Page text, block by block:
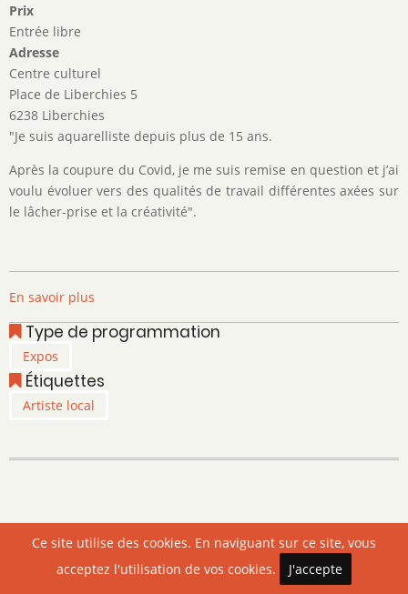
Prix
Entrée libre
Adresse
Centre culturel
Place de Liberchies 5
6238 Liberchies
"Je suis aquarelliste depuis plus de 15 ans.
Après la coupure du Covid, je me suis remise en question et j’ai
voulu évoluer vers des qualités de travail différentes axées sur
le lâcher-prise et la créativité".
En savoir plus
Fil
de
2.0
-
Type de programmation
Expos
Étiquettes
Artiste local
Pagination
Page 1
suivante
Ce site utilise des cookies. En naviguant sur ce site, vous
acceptez l'utilisation de vos cookies.
J'accepte